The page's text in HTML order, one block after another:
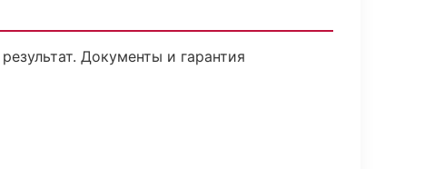
Документы и гарантия